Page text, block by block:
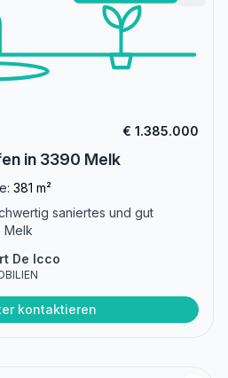
€ 1.385.000
in 3390 Melk
381 m²
saniertes und gut
Melk
De Icco
kontaktieren